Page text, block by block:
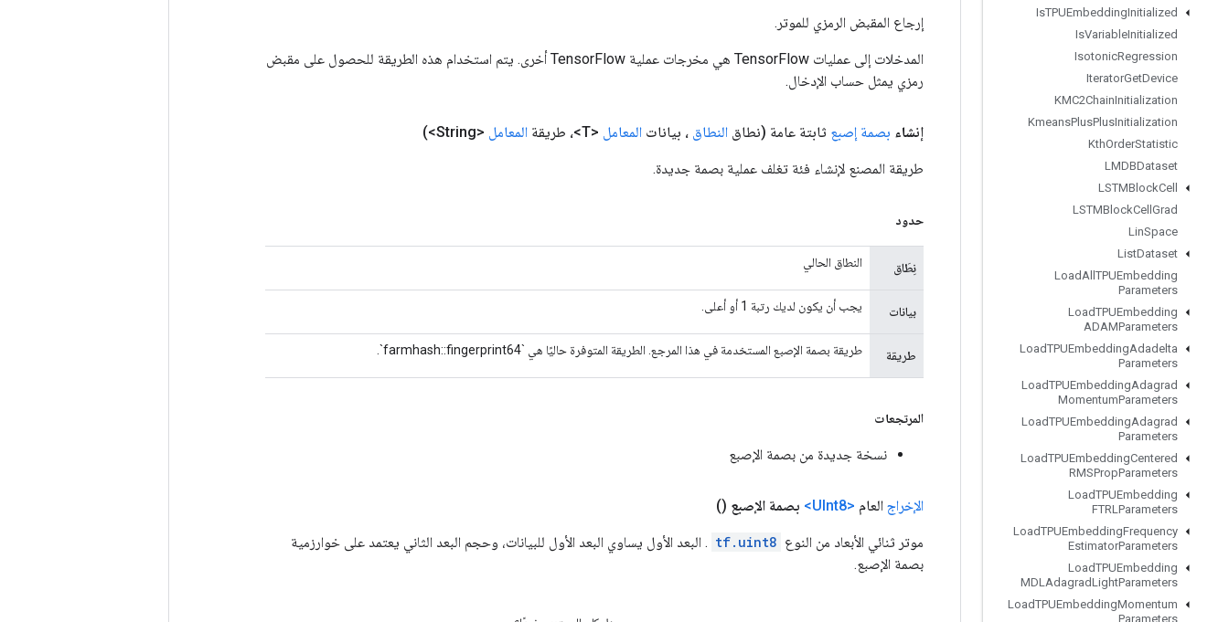
IsTPUEmbeddingInitialized
IsVariableInitialized
IsotonicRegression
IteratorGetDevice
KMC2ChainInitialization
KmeansPlusPlusInitialization
KthOrderStatistic
LMDBDataset
LSTMBlockCell
LSTMBlockCell Grad
LinSpace
ListDataset
LoadAll TPUEmbedding
Parameters
LoadTPUEmbedding
ADAMParameters
LoadTPUEmbeddingAdadelta
Parameters
LoadTPUEmbeddingAdagrad
MomentumParameters
LoadTPUEmbeddingAdagrad
Parameters
LoadTPUEmbeddingCentered
RMSPropParameters
LoadTPUEmbedding
FTRLParameters
LoadTPUEmbeddingFrequency
EstimatorParameters
LoadTPUEmbedding
MDLAdagradLightParameters
LoadTPUEmbeddingMomentum
Parameters
إرجاع المقبض الرمزي للموتر.
المدخلات إلى عمليات TensorFlow هي مخرجات عملية TensorFlow أخرى. يتم استخدام هذه الطريقة للحصول على مقبض
رمزي يمثل حساب الإدخال.
إنشاء بصمة إصبع ثابتة عامة (نطاق النطاق ، بيانات المعامل <T>، طريقة المعامل <String>)
طريقة المصنع لإنشاء فئة تغلف عملية بصمة جديدة.
حدود
نِطَاق النطاق الحالي
بيانات يجب أن يكون لديك رتبة 1 أو أعلى.
طريقة طريقة بصمة الإصبع المستخدمة في هذا المرجع. الطريقة المتوفرة حاليًا هي `farmhash::fingerprint64`.
المرتجعات
نسخة جديدة من بصمة الإصبع
الإخراج العام <UInt8> بصمة الإصبع ()
موتر ثنائي الأبعاد من النوع tf.uint8 . البعد الأول يساوي البعد الأول للبيانات، وحجم البعد الثاني يعتمد على خوارزمية
بصمة الإصبع.